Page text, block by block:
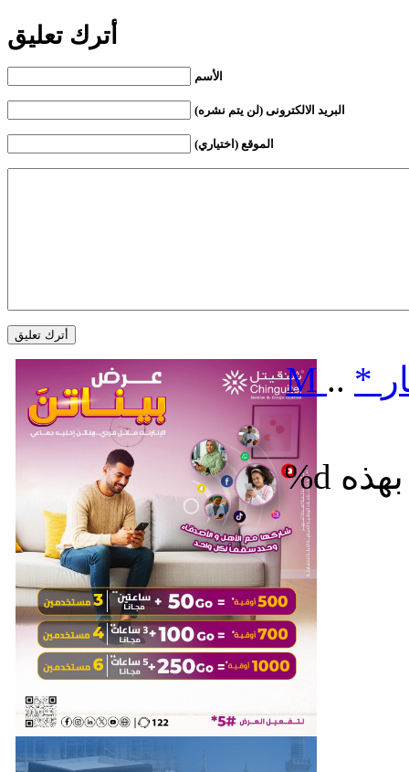
أترك تعليق
الأسم
البريد الالكترونى (لن يتم نشره)
الموقع (اختياري)
M .. *
%d